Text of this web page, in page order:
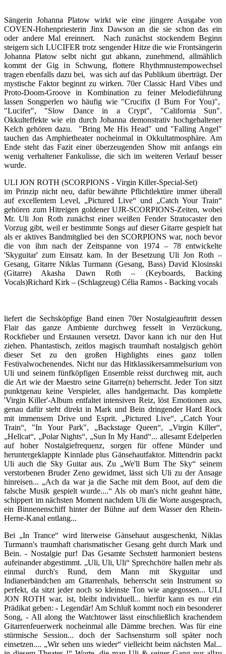
Sängerin Johanna Platow wirkt wie eine jüngere Ausgabe von
COVEN-Hohenpriesterin Jinx Dawson an die sie schon das ein
oder andere Mal ereinnert. Nach zunächst stockendem Beginn
steigern sich LUCIFER trotz sengender Hitze die wie Frontsängerin
Johanna Platow selbt nicht gut abkann, zunehmend, allmählich
kommt der Gig in Schwung, flottere Rhythmnustempowechsel
tragen ebenfalls dazu bei, was sich auf das Publikum überträgt. Der
mystische Faktor beginnt zu wirken. 70er Classic Hard Vibes und
Proto-Doom-Groove in Kombination zu feiner Melodieführung
lassen Songperlen wo häufig wie "Crucifix (I Burn For You)",
"Lucifer", "Slow Dance in a Crypt", "California Sun".
Okkulteffekte wie ein durch Johanna demonstrativ hochgehaltener
Kelch gehören dazu. "Bring Me His Head" und "Falling Angel"
tauchen das Amphietheater nocheinmal in Okkultatmosphäre. Am
Ende steht das Fazit einer überzeugenden Show mit anfangs ein
wenig verhaltener Fankulisse, die sich im weiteren Verlauf besser
wurde.
ULI JON ROTH (SCORPIONS - Virgin Killer-Special-Set)
im Prinzip nicht neu, dafür bewährte Pflichtlektüre immer überall
auf excellentem Level, „Pictured Live“ und „Catch Your Train“
gehören zum Hitreigen goldener UJR-SCORPIONS-Zeiten, wobei
Mr. Uli Jon Roth zunächst einer weißen Fender Stratocaster den
Vorzug gibt, weil er bestimmte Songs auf dieser Gitarre gespielt hat
als er aktives Bandmitglied bei den SCORPIONS war, noch bevor
die von ihm nach der Zeitspanne von 1974 – 78 entwickelte
'Skyguitar' zum Einsatz kam. In der Besetzung Uli Jon Roth –
Gesang, Gitarre Niklas Turmann (Gesang, Bass) David Klosinski
(Gitarre) Akasha Dawn Roth – (Keyboards, Backing
Vocals)Richard Kirk – (Schlagzeug) Célia Ramos - Backing vocals
liefert die Sechsköpfige Band einen 70er Nostalgieauftritt dessen
Flair das ganze Ambiente durchweg fesselt in Verzückung,
Rockfieber und Erstaunen versetzt. Davor kann ich nur den Hut
ziehen. Phantastisch, zeitlos magisch traumhaft nostalgisch gehört
dieser Set zu den großen Highlights eines ganz tollen
Festivalwochenendes. Nicht nur das Hitklassikersammelsurium von
Uli und seinem fünfköpfigen Ensemble reisst durchweg mit, auch
die Art wie der Maestro seine Gitarre(n) beherrscht. Jeder Ton sitzt
punktgenau keine Verspieler, alles handgemacht. Das komplette
'Virgin Killer'-Album entfaltet intensiven Reiz, löst Emotionen aus,
genau dafür steht direkt in Mark und Bein dringender Hard Rock
mit immensem Drive und Esprit. „Pictured Live“, „Catch Your
Train“, "In Your Park", „Backstage Queen“, „Virgin Killer“,
„Hellcat“, „Polar Nights“, „Sun In My Hand“... allesamt Edelperlen
auf hoher Nostalgiefrequenz, sorgen für offene Münder und
heruntergeklappte Kinnlade plus Gänsehautfaktor. Mittendrin packt
Uli auch die Sky Guitar aus. Zu „We'll Burn The Sky“ seinem
verstorbenen Bruder Zeno gewidmet, lässt sich Uli zu der Ansage
hinreisen... „Ach da war ja die Sache mit dem Boot, auf dem die
falsche Musik gespielt wurde....“ Als ob man's nicht geahnt hätte,
schippert im nächsten Moment nachdem Uli die Worte ausgesprach,
ein Binnenenschiff hinter der Bühne auf dem Wasser den Rhein-
Herne-Kanal entlang...
Bei „In Trance“ wird literweise Gänsehaut ausgeschenkt, Niklas
Turmann's traumhaft charismatischer Gesang geht durch Mark und
Bein. - Nostalgie pur! Das Gesamte Sechstett harmoniert bestens
aufeinander abgestimmt. „Uli, Uli, Uli“ Sprechchöre hallen mehr als
einmal durch's Rund, dem Mann mit Skyguitar und
Indianerbändchen am Gitarrenhals, beherrscht sein Instrument so
perfekt, da sitzt jeder noch so kleinste Ton wie angegossen... ULI
JON ROTH war, ist, bleibt individuell... hierfür kann es nur ein
Prädikat geben: - Legendär! Am Schluß kommt noch ein besonderer
Song, - All along the Watchtower lässt einschließlich krachendem
Gitarrenfeuerwerk nocheinmal alle Dämme brechen. Was für eine
stürmische Session... doch der Sachsensturm soll später noch
einsetzen.... „Wir sehen uns wieder“ vielleicht beim nächsten Mal...